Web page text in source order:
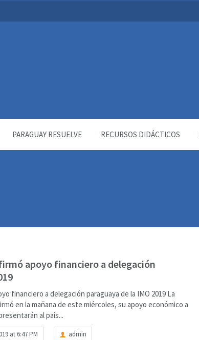
PARAGUAY RESUELVE RECURSOS DIDÁCTICOS
apoyo financiero a delegación
financiero a delegación paraguaya de la IMO 2019 La
en la mañana de este miércoles, su apoyo económico a
al país...
at 6:47 PM admin